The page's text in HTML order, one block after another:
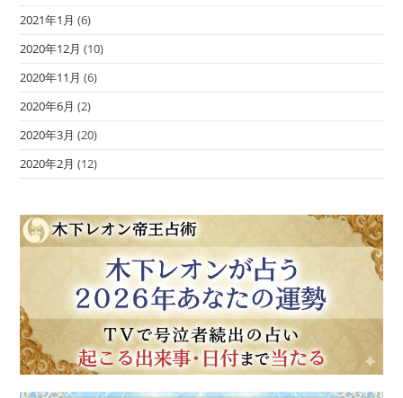
2021年1月 (6)
2020年12月 (10)
2020年11月 (6)
2020年6月 (2)
2020年3月 (20)
2020年2月 (12)